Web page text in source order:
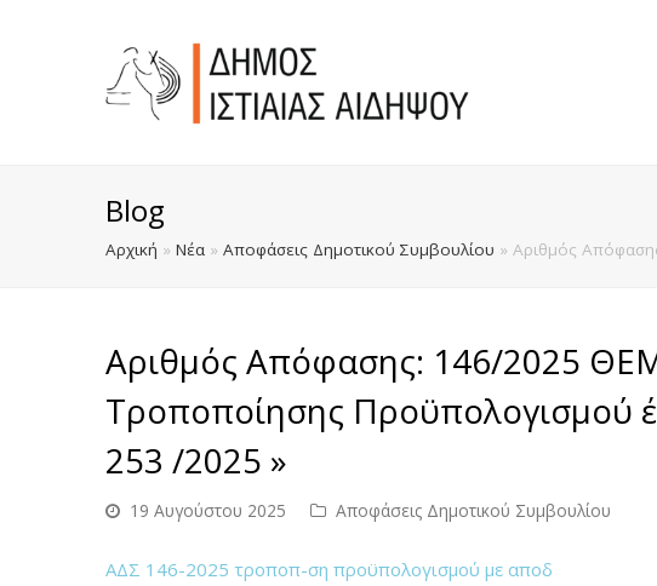
Blog
Αρχική » Νέα » Αποφάσεις Δημοτικού Συμβουλίου » Αριθμός
Αριθμός Απόφασης: 146/2025
Τροποποίησης Προϋπολογισμού
253 /2025 »
19 Αυγούστου 2025 Αποφάσεις Δημοτικού Συμβουλίου
ΑΔΣ 146-2025 τροποπ-ση προϋπολογισμού με αποδ